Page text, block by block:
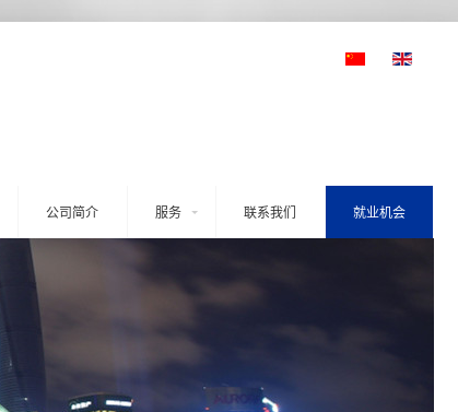
公司简介 服务 联系我们 就业机会